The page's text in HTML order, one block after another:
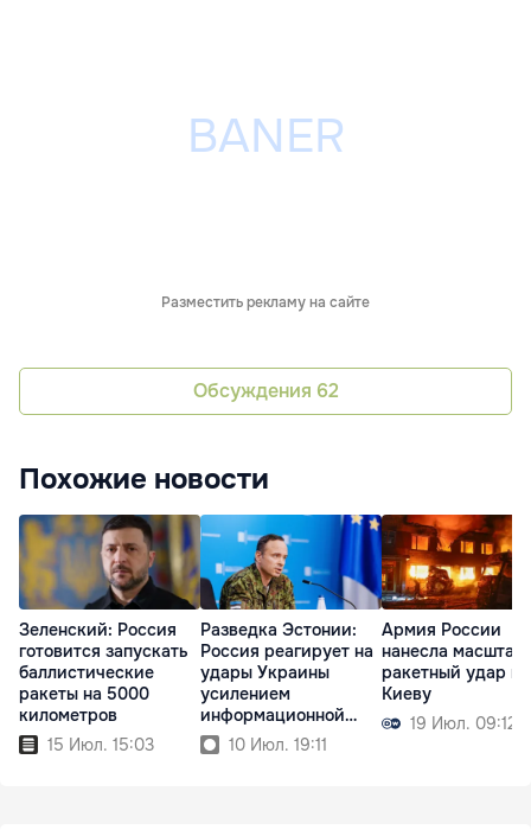
Разместить рекламу на сайте
Обсуждения 62
Похожие новости
Зеленский: Россия
готовится запускать
баллистические
ракеты на 5000
километров
15 Июл. 15:03
Разведка Эстонии:
Россия реагирует на
удары Украины
усилением
информационной
войны10 Июл. 19:11
Армия России
нанесла
ракетный удар по
Киеву
19 Июл. 09:12